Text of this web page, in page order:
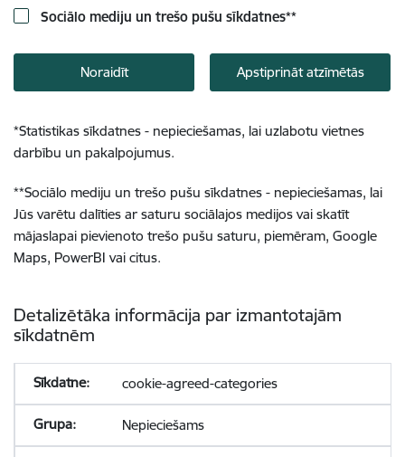
Sociālo mediju un trešo pušu sīkdatnes**
Noraidīt Apstiprināt atzīmētās
*Statistikas sīkdatnes - nepieciešamas, lai uzlabotu vietnes
darbību un pakalpojumus.
**Sociālo mediju un trešo pušu sīkdatnes - nepieciešamas, lai
Jūs varētu dalīties ar saturu sociālajos medijos vai skatīt
mājaslapai pievienoto trešo pušu saturu, piemēram, Google
Maps, PowerBI vai citus.
Detalizētāka informācija par izmantotajām
sīkdatnēm
cookie-agreed-categories
Nepieciešams